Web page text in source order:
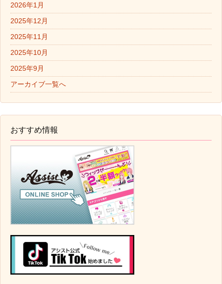
2026年1月
2025年12月
2025年11月
2025年10月
2025年9月
アーカイブ一覧へ
おすすめ情報